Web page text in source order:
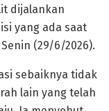
dijalankan
yang ada saat
(29/6/2026).
sebaiknya tidak
lain yang telah